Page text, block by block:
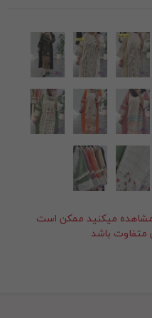
ميکنيد ممکن است